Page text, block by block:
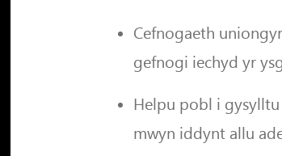
Cefnogaeth
gefnogi iechyd yr
Helpu pobl i
mwyn iddynt allu